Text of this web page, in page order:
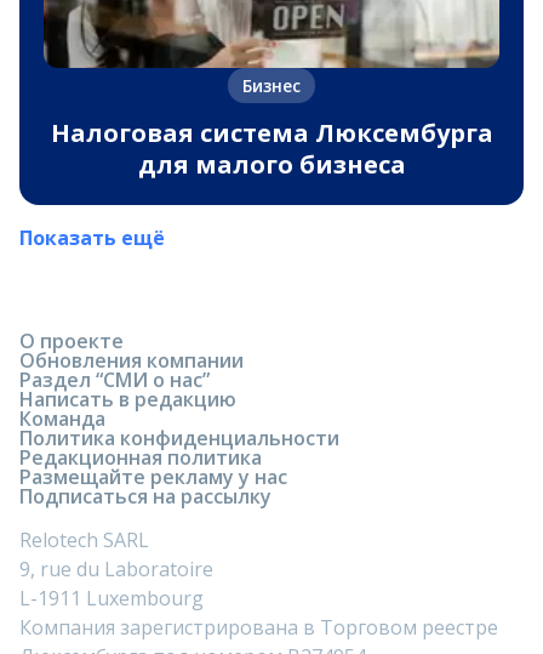
Бизнес
Налоговая система Люксембурга
для малого бизнеса
Показать ещё
О проекте
Обновления компании
Раздел “СМИ о нас”
Написать в редакцию
Команда
Политика конфиденциальности
Редакционная политика
Размещайте рекламу у нас
Подписаться на рассылку
Relotech SARL
9, rue du Laboratoire
L-1911 Luxembourg
Компания зарегистрирована в Торговом реестре